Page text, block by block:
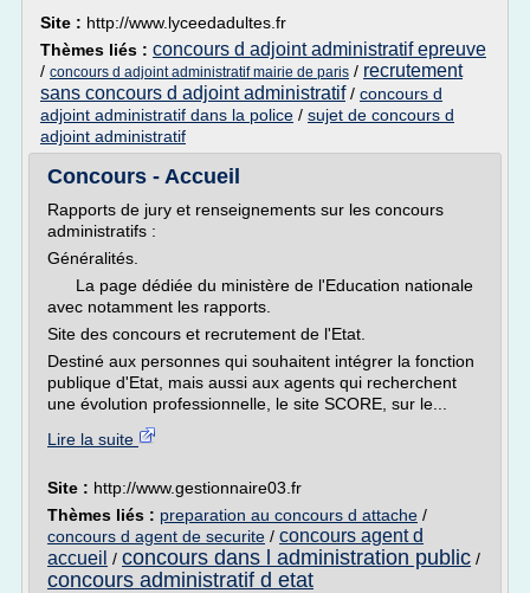
Site : http://www.lyceedadultes.fr
Thèmes liés : concours d adjoint administratif epreuve
/ concours d adjoint administratif mairie de paris / recrutement
sans concours d adjoint administratif/ concours d
adjoint administratif dans la police / sujet de concours d
adjoint administratif
Concours - Accueil
Rapports de jury et renseignements sur les concours
administratifs :
Généralités.
La page dédiée du ministère de l'Education nationale
avec notamment les rapports.
Site des concours et recrutement de l'Etat.
Destiné aux personnes qui souhaitent intégrer la fonction
publique d'Etat, mais aussi aux agents qui recherchent
une évolution professionnelle, le site SCORE, sur le...
Lire la suite
Site : http://www.gestionnaire03.fr
Thèmes liés : preparation au concours d attache /
concours d agent de securite / concours agent d
accueil / concours dans l administration public /
concours administratif d etat